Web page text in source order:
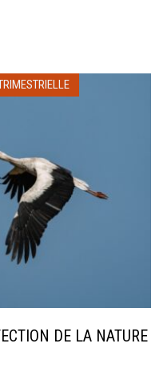
DE LA NATURE